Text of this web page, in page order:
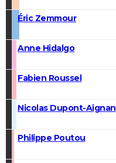
Éric Zemmour
Anne Hidalgo
Fabien Roussel
Nicolas Dupont-Aignan
Philippe Poutou